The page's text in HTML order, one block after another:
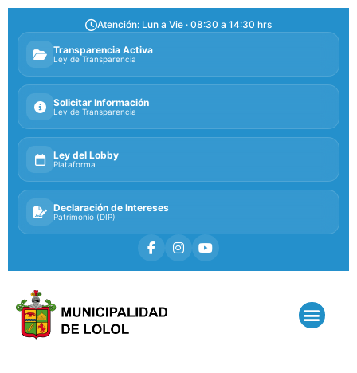
Atención: Lun a Vie · 08:30 a 14:30 hrs
Transparencia Activa
Ley de Transparencia
Solicitar Información
Ley de Transparencia
Ley del Lobby
Plataforma
Declaración de Intereses
Patrimonio (DIP)